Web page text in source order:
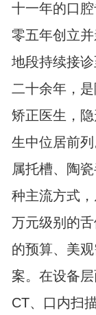
十一年的口
零五年创立
地段持续接
二十余年，
矫正医生，
生中位居前
属托槽、陶
种主流方式
万元级别的
的预算、美
案。在设备
CT、口内扫